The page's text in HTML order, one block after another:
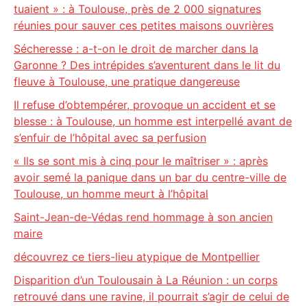
tuaient » : à Toulouse, près de 2 000 signatures
réunies pour sauver ces petites maisons ouvrières
Sécheresse : a-t-on le droit de marcher dans la
Garonne ? Des intrépides s’aventurent dans le lit du
fleuve à Toulouse, une pratique dangereuse
Il refuse d’obtempérer, provoque un accident et se
blesse : à Toulouse, un homme est interpellé avant de
s’enfuir de l’hôpital avec sa perfusion
« Ils se sont mis à cinq pour le maîtriser » : après
avoir semé la panique dans un bar du centre-ville de
Toulouse, un homme meurt à l’hôpital
Saint-Jean-de-Védas rend hommage à son ancien
maire
découvrez ce tiers-lieu atypique de Montpellier
Disparition d’un Toulousain à La Réunion : un corps
retrouvé dans une ravine, il pourrait s’agir de celui de